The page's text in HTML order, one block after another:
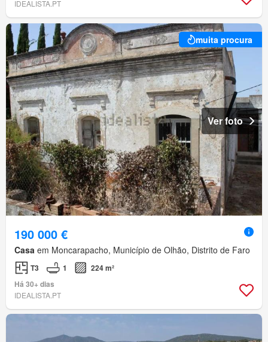
IDEALISTA.PT
muita procura
Ver foto
190 000 €
Casa em Moncarapacho, Município de Olhão, Distrito de Faro
T3 1
224 m²
Há 30+ dias
IDEALISTA.PT